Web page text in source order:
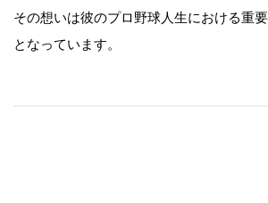
その想いは彼のプロ野球人生における重
となっています。